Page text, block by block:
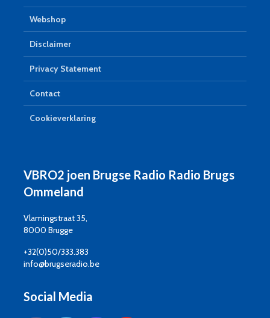
Webshop
Disclaimer
Privacy Statement
Contact
Cookieverklaring
VBRO2 joen Brugse Radio Radio Brugs
Ommeland
Vlamingstraat 35,
8000 Brugge
+32(0)50/333.383
info@brugseradio.be
Social Media